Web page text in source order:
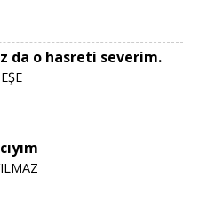
da o hasreti severim.